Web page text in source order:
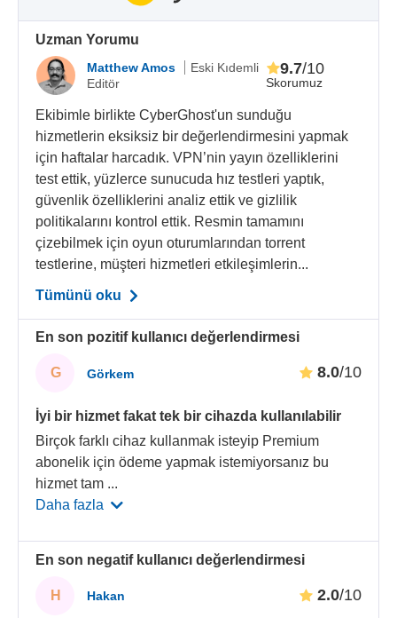
Uzman Yorumu
Matthew Amos
Eski Kıdemli
Editör
Skorumuz
9.7/10
Ekibimle birlikte CyberGhost'un sunduğu
hizmetlerin eksiksiz bir değerlendirmesini yapmak
için haftalar harcadık. VPN’nin yayın özelliklerini
test ettik, yüzlerce sunucuda hız testleri yaptık,
güvenlik özelliklerini analiz ettik ve gizlilik
politikalarını kontrol ettik. Resmin tamamını
çizebilmek için oyun oturumlarından torrent
testlerine, müşteri hizmetleri etkileşimlerin...
Tümünü oku
En son pozitif kullanıcı değerlendirmesi
G Görkem 8.0/10
İyi bir hizmet fakat tek bir cihazda kullanılabilir
Birçok farklı cihaz kullanmak isteyip Premium
abonelik için ödeme yapmak istemiyorsanız bu
hizmet tam ...
Daha fazla
En son negatif kullanıcı değerlendirmesi
H Hakan 2.0/10